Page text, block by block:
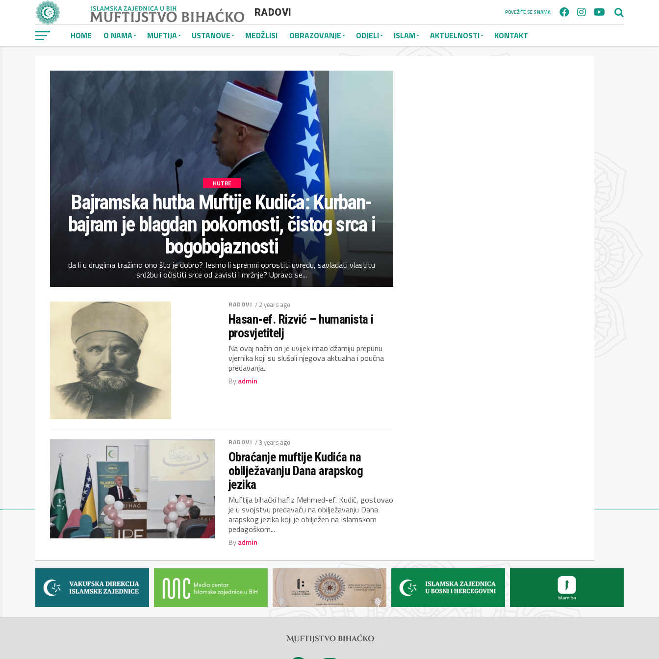
RADOVI POVEŽITE SE S NAMA
HOME O NAMA MUFTIJA USTANOVE MEDŽLISI OBRAZOVANJE ODJELI ISLAM AKTUELNOSTI KONTAKT
HUTBE
Bajramska hutba Muftije Kudića: Kurban-
bajram je blagdan pokornosti, čistog srca i
bogobojaznosti
da li u drugima tražimo ono što je dobro? Jesmo li spremni oprostiti uvredu, savladati vlastitu
srdžbu i očistiti srce od zavisti i mržnje? Upravo se...
RADOVI / 2 years ago
Hasan-ef. Rizvić – humanista i
prosvjetitelj
Na ovaj način on je uvijek imao džamiju prepunu
vjernika koji su slušali njegova aktualna i poučna
predavanja.
Byadmin
RADOVI / 3 years ago
Obraćanje muftije Kudića na
obilježavanju Dana arapskog
jezika
Muftija bihaćki hafiz Mehmed-ef. Kudić, gostovao
je u svojstvu predavaču na obilježavanju Dana
arapskog jezika koji je obilježen na Islamskom
pedagoškom...
Byadmin